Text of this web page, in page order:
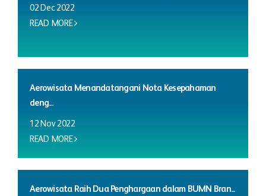
02 Dec 2022
READ MORE
Aerowisata Menandatangani Nota Kesepahaman
deng...
12 Nov 2022
READ MORE
Aerowisata Raih Dua Penghargaan dalam BUMN Bran...